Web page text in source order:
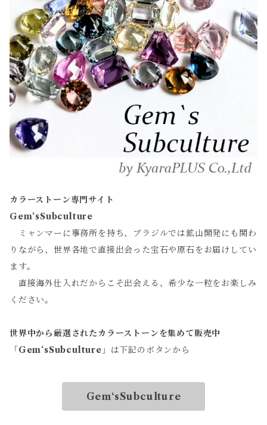
カラーストーン専門サイト
Gem‘sSubculture
ミャンマーに事務所を持ち、ブラジルでは鉱山開発にも関わ
りながら、世界各地で直接出会った宝石や原石をお届けしてい
ます。
直接海外仕入れだからこそ出会える、希少な一粒をお楽しみ
ください。
世界中から厳選されたカラーストーンを集めて販売中
「 Gem‘sSubculture 」は下記のボタンから
Gem‘sSubculture